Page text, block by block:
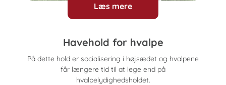
Læs mere
Havehold for hvalpe
På dette hold er socialisering i højsædet og hvalpene
får længere tid til at lege end på
hvalpelydighedsholdet.